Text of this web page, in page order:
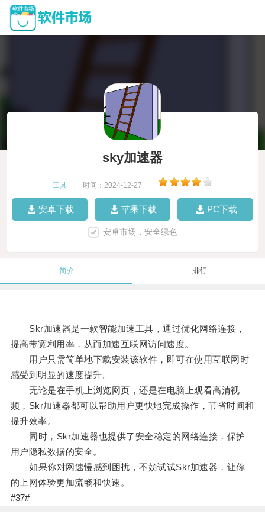
sky加速器
工具 时间：2024-12-27
安卓下载 苹果下载 PC下载
安卓市场，安全绿色
简介 排行
Skr加速器是一款智能加速工具，通过优化网络连接，
提高带宽利用率，从而加速互联网访问速度。
用户只需简单地下载安装该软件，即可在使用互联网时
感受到明显的速度提升。
无论是在手机上浏览网页，还是在电脑上观看高清视
频，Skr加速器都可以帮助用户更快地完成操作，节省时间和
提升效率。
同时，Skr加速器也提供了安全稳定的网络连接，保护
用户隐私数据的安全。
如果你对网速慢感到困扰，不妨试试Skr加速器，让你
的上网体验更加流畅和快速。
#37#